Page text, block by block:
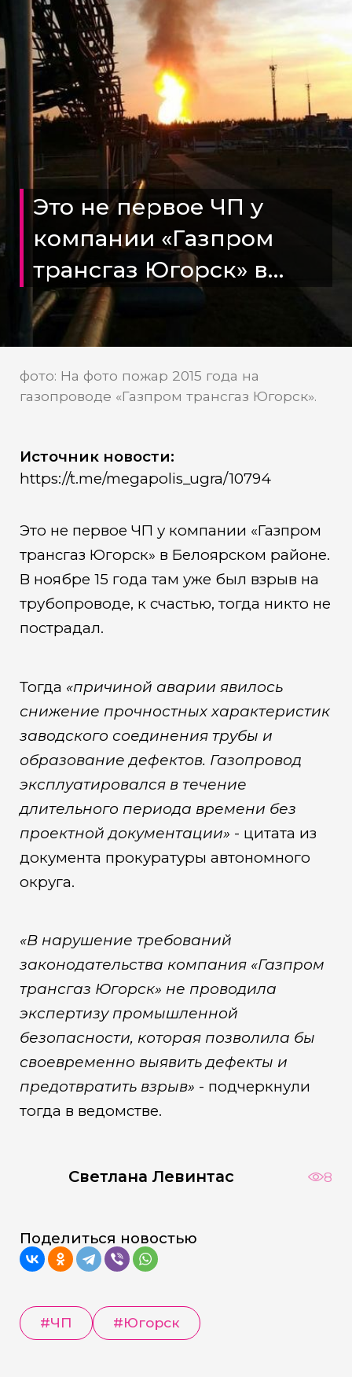
Это не первое ЧП у
компании «Газпром
трансгаз Югорск» в
Белоярском районе
фото: На фото пожар 2015 года на
газопроводе «Газпром трансгаз Югорск».
Источник новости:
https://t.me/megapolis_ugra/10794
Это не первое ЧП у компании «Газпром
трансгаз Югорск» в Белоярском районе.
В ноябре 15 года там уже был взрыв на
трубопроводе, к счастью, тогда никто не
пострадал.
Тогда «причиной аварии явилось
снижение прочностных характеристик
заводского соединения трубы и
образование дефектов. Газопровод
эксплуатировался в течение
длительного периода времени без
проектной документации» - цитата из
документа прокуратуры автономного
округа.
«В нарушение требований
законодательства компания «Газпром
трансгаз Югорск» не проводила
экспертизу промышленной
безопасности, которая позволила бы
своевременно выявить дефекты и
предотвратить взрыв» - подчеркнули
тогда в ведомстве.
Светлана Левинтас 8
Поделиться новостью
#ЧП #Югорск